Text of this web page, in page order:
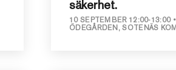
säkerhet.
10 SEPTEMBER 12:00-13:00
ÖDEGÅRDEN, SOTENÄS